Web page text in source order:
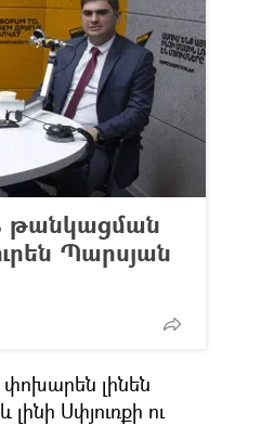
թանկացման
Պարսյան
լինեն
Սփյուռքի ու